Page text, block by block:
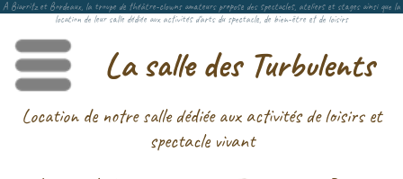
La salle des Turbulents
Location de notre salle dédiée aux activités de loisirs et
Les turbulents, 34 av de Tamames à Biarritz,
est un lieu partagé dans le Pays-basque, spécialisé
A Biarritz et Bordeaux, la troupe de théâtre-clowns amateurs propose des spectacles, ateliers et stages ainsi que la
location de leur salle dédiée aux activités d’arts du spectacle, de bien-être et de loisirs